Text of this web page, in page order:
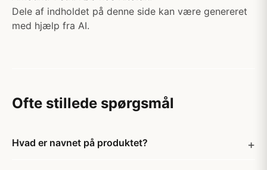
Dele af indholdet på denne side kan være genereret
med hjælp fra AI.
Ofte stillede spørgsmål
Hvad er navnet på produktet?